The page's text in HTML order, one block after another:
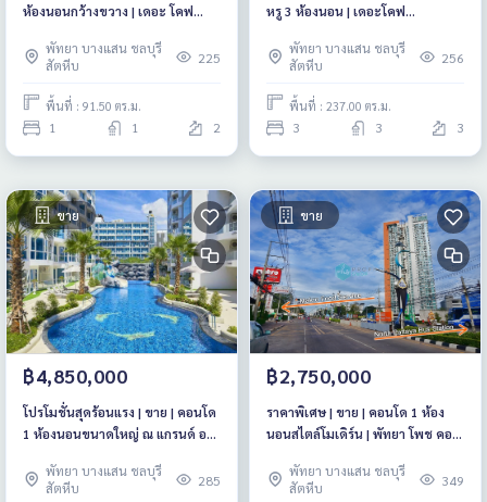
ห้องนอนกว้างขวาง | เดอะ โคฟ
พัทยา บางแสน ชลบุรี
สัตหีบ
225
พื้นที่ : 91.50 ตร.ม.
1 1 2
หรู 3 ห้องนอน | เดอะโคฟ
พัทยา บางแสน ชลบุรี
สัตหีบ
256
พื้นที่ : 237.00 ตร.ม.
3 3 3
ขาย
฿4,850,000
โปรโมชั่นสุดร้อนแรง | ขาย | คอนโด
1 ห้องนอนขนาดใหญ่ ณ แกรนด์ อ
พัทยา บางแสน ชลบุรี
สัตหีบ
285
ขาย
฿2,750,000
ราคาพิเศษ | ขาย | คอนโด 1 ห้อง
นอนสไตล์โมเดิร์น | พัทยา โพช คอน
พัทยา บางแสน ชลบุรี
สัตหีบ
349